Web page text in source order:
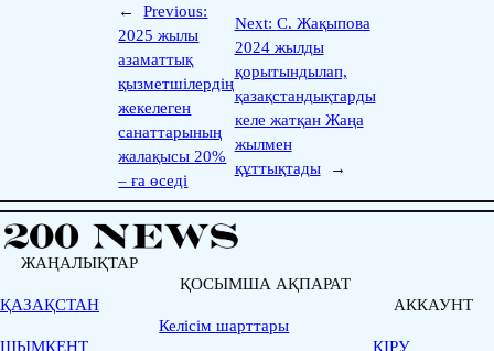
←
Previous:
2025 жылы
азаматтық
қызметшілердің
жекелеген
санаттарының
жалақысы 20%
– ға өседі
Next: С. Жақыпова
2024 жылды
қорытындылап,
қазақстандықтарды
келе жатқан Жаңа
жылмен
құттықтады
→
ЖАҢАЛЫҚТАР
ҚАЗАҚСТАН
ШЫМКЕНТ
ҚОСЫМША АҚПАРАТ
Келісім шарттары
АККАУНТ
КІРУ